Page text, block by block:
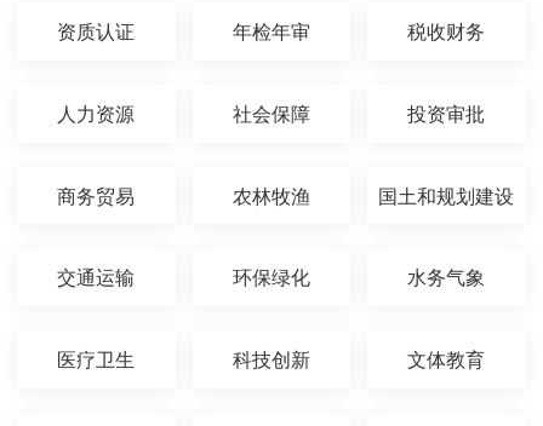
资质认证 年检年审 税收财务
人力资源 社会保障 投资审批
商务贸易 农林牧渔 国土和规划建设
交通运输 环保绿化 水务气象
医疗卫生 科技创新 文体教育